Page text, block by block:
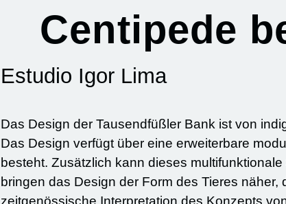
Centipede
Estudio Igor Lima
Das Design der Tausendfüßler Bank ist von
Das Design verfügt über eine erweiterbare
besteht. Zusätzlich kann dieses
bringen das Design der Form des Tieres
zeitgenössische Interpretation des Konzepts von